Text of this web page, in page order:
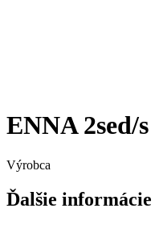
ENNA 2sed/
Výrobca
Ďalšie informácie